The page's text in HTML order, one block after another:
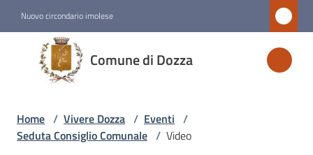
Nuovo circondario imolese
Comune di Dozza
Comune
di
Dozza
Home / Vivere Dozza / Eventi /
Seduta Consiglio Comunale / Video